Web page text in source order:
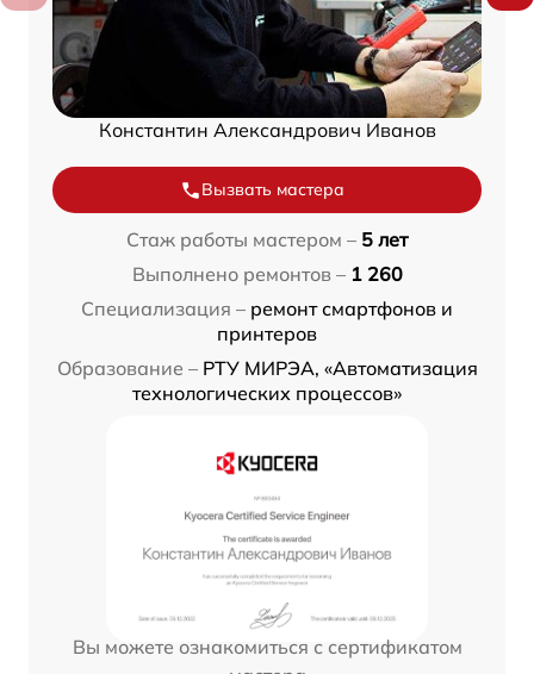
Константин Александрович Иванов
Вызвать мастера
Стаж работы мастером – 5 лет
Выполнено ремонтов – 1 260
Специализация – ремонт смартфонов и
принтеров
Образование – РТУ МИРЭА, «Автоматизация
технологических процессов»
Вы можете ознакомиться с сертификатом